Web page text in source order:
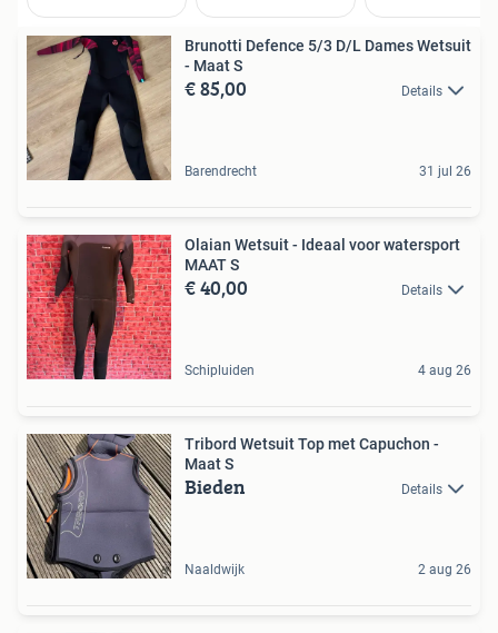
Brunotti Defence 5/3 D/L Dames Wetsuit
- Maat S
€ 85,00 Details
Barendrecht 31 jul 26
Olaian Wetsuit - Ideaal voor watersport
MAAT S
€ 40,00 Details
Schipluiden 4 aug 26
Tribord Wetsuit Top met Capuchon -
Maat S
Bieden Details
Naaldwijk 2 aug 26